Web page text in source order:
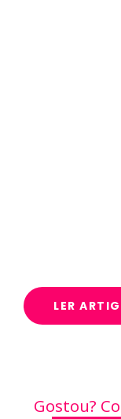
LER
Gostou?